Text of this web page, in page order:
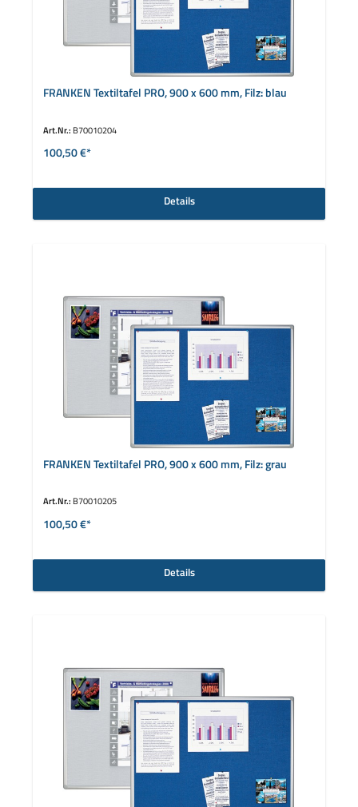
FRANKEN Textiltafel PRO, 900 x 600 mm, Filz: blau
Art.Nr.: B70010204
100,50 €*
Details
FRANKEN Textiltafel PRO, 900 x 600 mm, Filz: grau
Art.Nr.: B70010205
100,50 €*
Details